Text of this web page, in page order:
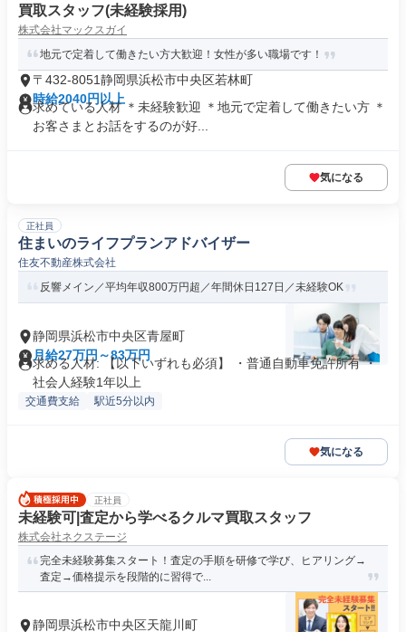
買取スタッフ(未経験採用)
株式会社マックスガイ
地元で定着して働きたい方大歓迎！女性が多い職場です！
〒432-8051静岡県浜松市中央区若林町
時給2040円以上
求めている人材 ＊未経験歓迎 ＊地元で定着して働きたい方 ＊
お客さまとお話をするのが好...
気になる
正社員
住まいのライフプランアドバイザー
住友不動産株式会社
反響メイン／平均年収800万円超／年間休日127日／未経験OK
静岡県浜松市中央区青屋町
月給27万円～83万円
求める人材: 【以下いずれも必須】 ・普通自動車免許所有 ・
社会人経験1年以上
交通費支給 駅近5分以内
気になる
正社員
未経験可|査定から学べるクルマ買取スタッフ
株式会社ネクステージ
完全未経験募集スタート！査定の手順を研修で学び、ヒアリング→
査定→価格提示を段階的に習得で...
静岡県浜松市中央区天龍川町